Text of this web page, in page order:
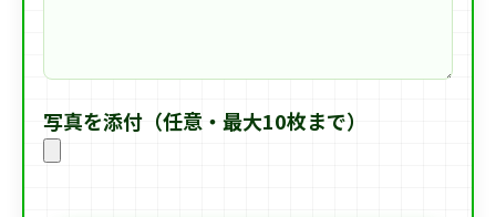
写真を添付（任意・最大10枚まで）